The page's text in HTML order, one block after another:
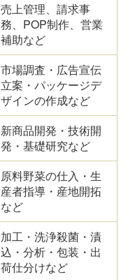
売上管理、請求事
務、POP制作、営業
補助など
市場調査・広告宣伝
立案・パッケージデ
ザインの作成など
新商品開発・技術開
発・基礎研究など
原料野菜の仕入・生
産者指導・産地開拓
など
加工・洗浄殺菌・漬
込・分析・包装・出
荷仕分けなど